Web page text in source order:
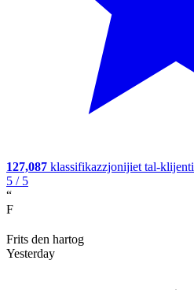
127,087 klassifikazzjonijiet tal-klijenti
5 / 5
“
F
Frits den hartog
Yesterday